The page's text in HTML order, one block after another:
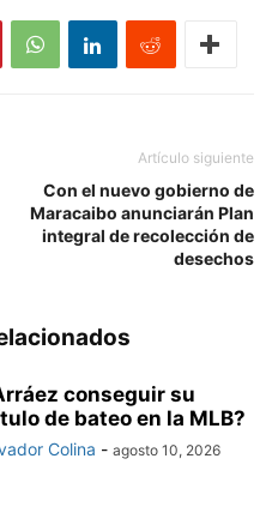
Artículo siguiente
Con el nuevo gobierno de
Maracaibo anunciarán Plan
integral de recolección de
desechos
conseguir su
de bateo en la MLB?
Colina - agosto 10, 2026